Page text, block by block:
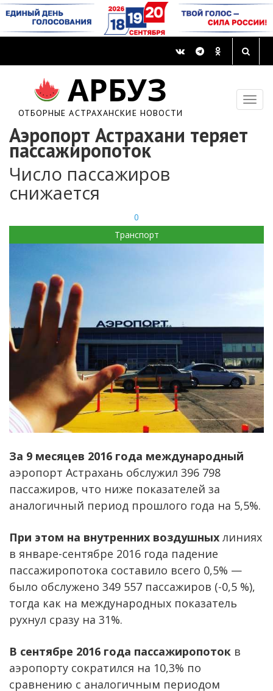
АРБУЗ
ОТБОРНЫЕ АСТРАХАНСКИЕ НОВОСТИ
Аэропорт Астрахани теряет
пассажиропоток
Число пассажиров
снижается
0
Транспорт
За 9 месяцев 2016 года международный
аэропорт Астрахань обслужил 396 798
пассажиров, что ниже показателей за
аналогичный период прошлого года на 5,5%.
При этом на внутренних воздушных линиях
в январе-сентябре 2016 года падение
пассажиропотока составило всего 0,5% —
было обслужено 349 557 пассажиров (-0,5 %),
тогда как на международных показатель
рухнул сразу на 31%.
В сентябре 2016 года пассажиропоток в
аэропорту сократился на 10,3% по
сравнению с аналогичным периодом